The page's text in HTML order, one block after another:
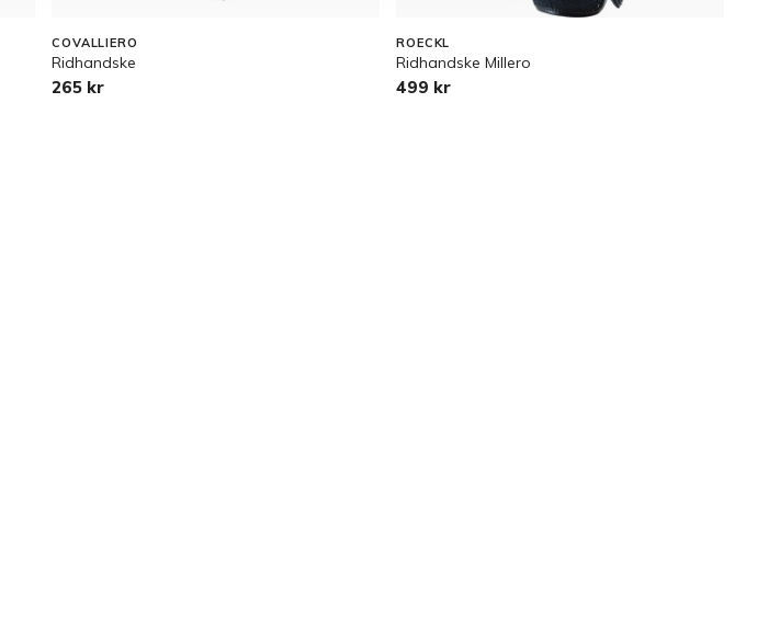
COVALLIERO
Ridhandske
265 kr
ROECKL
Ridhandske Millero
499 kr